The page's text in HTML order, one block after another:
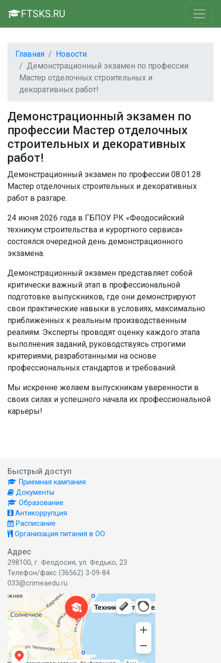
FTSKS.RU
Главная
Новости
Демонстрационный экзамен по профессии
Мастер отделочных строительных и
декоративных работ!
Демонстрационный экзамен по
профессии Мастер отделочных
строительных и декоративных
работ!
Демонстрационный экзамен по профессии 08.01.28
Мастер отделочных строительных и декоративных
работ в разгаре.
24 июня 2026 года в ГБПОУ РК «Феодосийский
техникум строительства и курортного сервиса»
состоялся очередной день демонстрационного
экзамена.
Демонстрационный экзамен представляет собой
критически важный этап в профессиональной
подготовке выпускников, где они демонстрируют
свои практические навыки в условиях, максимально
приближенных к реальным производственным
реалиям. Эксперты проводят оценку каждого этапа
выполнения заданий, руководствуясь строгими
критериями, разработанными на основе
профессиональных стандартов и требований.
Мы искренне желаем выпускникам уверенности в
своих силах и успешного начала их профессиональной
карьеры!
Быстрый доступ
Приемная кампания
Документы
Образование
Антикоррупция
Расписание
Организация питания в ОО
Адрес
298100, г. Феодосия, ул. Федько, 23
Телефон/факс (36562) 3-09-84
033@crimeaedu.ru